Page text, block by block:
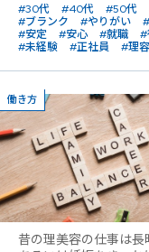
#30代 #40代 #50代
#ブランク
#やりがい
#安定
#安心 #就職 #
#未経験
#正社員 #理
働き方
昔の理美容の仕事は